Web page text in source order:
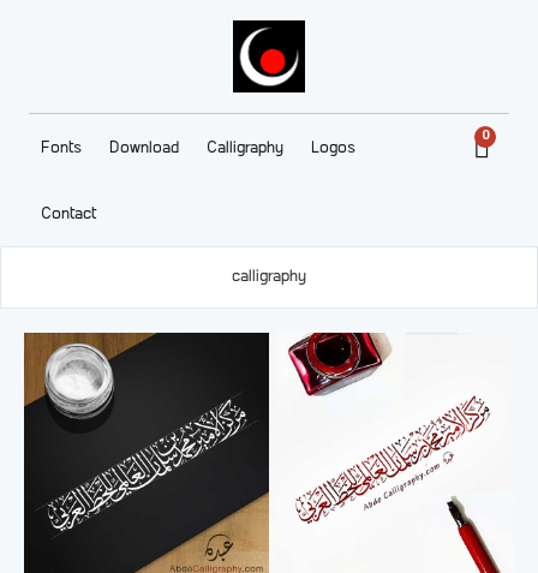
Fonts Download Calligraphy Logos
Contact
0
calligraphy